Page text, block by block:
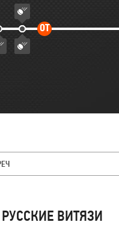
ОТДополнительное
РУССКИЕ ВИТЯЗИ